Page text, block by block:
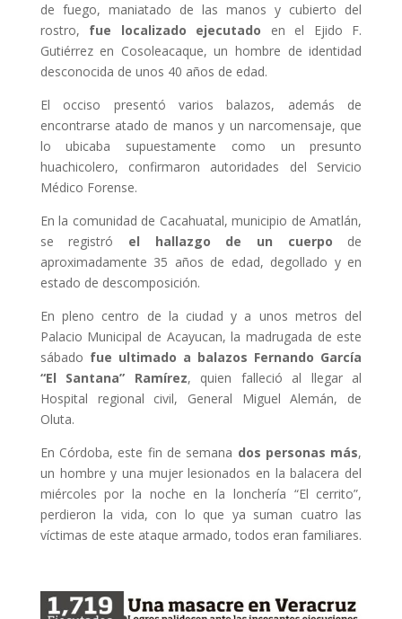
de fuego, maniatado de las manos y cubierto del
rostro, fue localizado ejecutado en el Ejido F.
Gutiérrez en Cosoleacaque, un hombre de identidad
desconocida de unos 40 años de edad.
El occiso presentó varios balazos, además de
encontrarse atado de manos y un narcomensaje, que
lo ubicaba supuestamente como un presunto
huachicolero, confirmaron autoridades del Servicio
Médico Forense.
En la comunidad de Cacahuatal, municipio de Amatlán,
se registró el hallazgo de un cuerpo de
aproximadamente 35 años de edad, degollado y en
estado de descomposición.
En pleno centro de la ciudad y a unos metros del
Palacio Municipal de Acayucan, la madrugada de este
sábado fue ultimado a balazos Fernando García
“El Santana” Ramírez, quien falleció al llegar al
Hospital regional civil, General Miguel Alemán, de
Oluta.
En Córdoba, este fin de semana dos personas más,
un hombre y una mujer lesionados en la balacera del
miércoles por la noche en la lonchería “El cerrito”,
perdieron la vida, con lo que ya suman cuatro las
víctimas de este ataque armado, todos eran familiares.